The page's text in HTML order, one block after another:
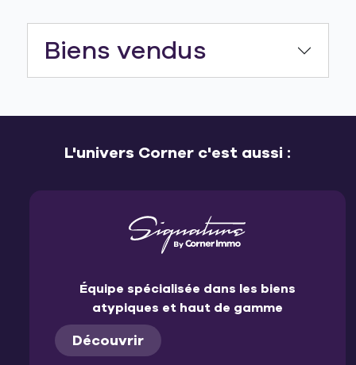
Biens vendus
L'univers Corner c'est aussi :
Équipe spécialisée dans les biens
atypiques et haut de gamme
Découvrir